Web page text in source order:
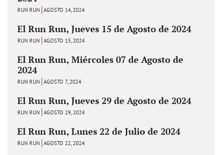
RUN RUN AGOSTO 14, 2024
El Run Run, Jueves 15 de Agosto de 2024
RUN RUN AGOSTO 15, 2024
El Run Run, Miércoles 07 de Agosto de
2024
RUN RUN AGOSTO 7, 2024
El Run Run, Jueves 29 de Agosto de 2024
RUN RUN AGOSTO 29, 2024
El Run Run, Lunes 22 de Julio de 2024
RUN RUN AGOSTO 22, 2024